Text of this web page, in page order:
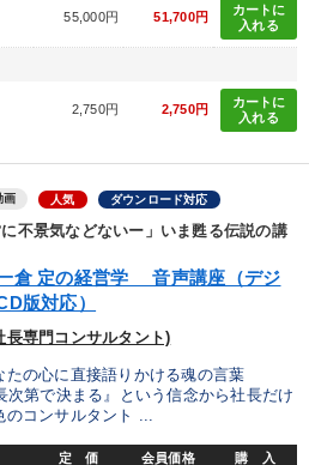
55,000円 51,700円
カートに
入れる
2,750円 2,750円
カートに
入れる
画 人気 ダウンロード対応
に不景気などないー」いま甦る伝説の講
一倉 定の経営学 音声講座（デジ
版対応）
専門コンサルタント)
たの心に直接語りかける魂の言葉
次第で決まる』という信念から社長だけ
のコンサルタント ...
定 価 会員価格 購 入